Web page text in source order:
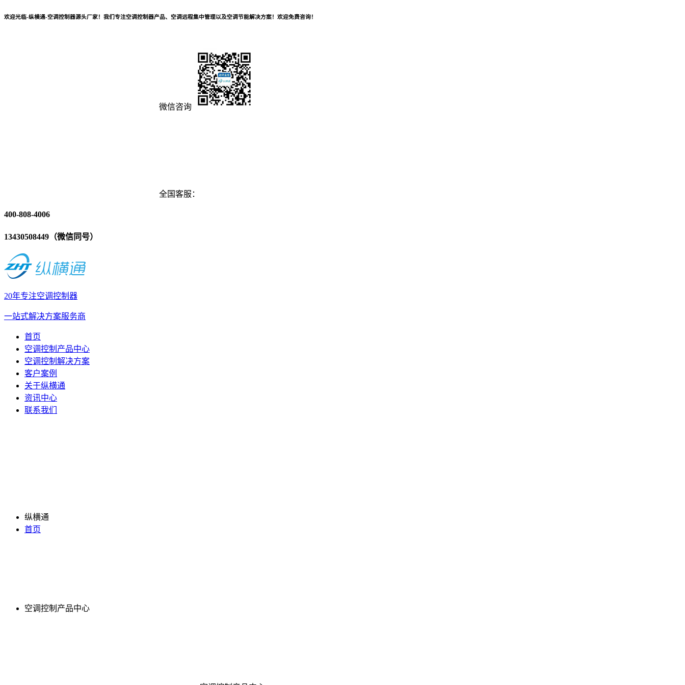
欢迎光临-纵横通-空调控制器源头厂家！我们专注空调控制器产品、空调远程集中管理以及空调节能解决方案！欢迎免费咨询！
微信咨询
全国客服：
400-808-4006
13430508449（微信同号）
20年专注空调控制器
一站式解决方案服务商
首页
空调控制产品中心
空调控制解决方案
客户案例
关于纵横通
资讯中心
联系我们
纵横通
首页
空调控制产品中心